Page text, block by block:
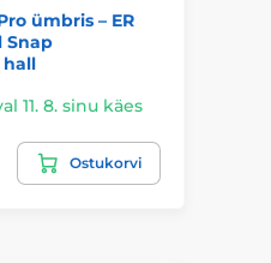
ümbris – ER
Snap
hall
11. 8. sinu käes
Ostukorvi